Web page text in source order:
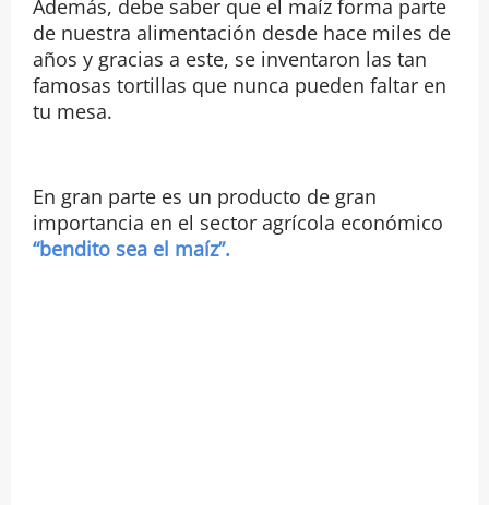
Además, debe saber que el maíz forma parte
de nuestra alimentación desde hace miles de
años y gracias a este, se inventaron las tan
famosas tortillas que nunca pueden faltar en
tu mesa.
En gran parte es un producto de gran
importancia en el sector agrícola económico
“bendito sea el maíz”.